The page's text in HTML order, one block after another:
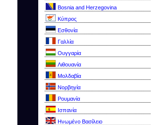
Bosnia and Herzegovina
Kύπρος
Εσθονία
Γαλλία
Ουγγαρία
Λιθουανία
Μολδαβία
Νορβηγία
Ρουμανία
Ισπανία
Ηνωμένο Βασίλειο